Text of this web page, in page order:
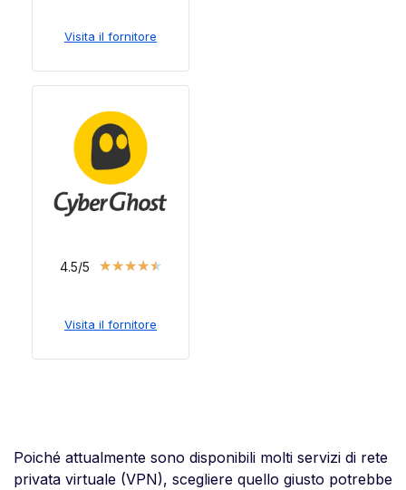
Visita il fornitore
4.5/5 ★★★★★
Visita il fornitore
Poiché attualmente sono disponibili molti servizi di rete
privata virtuale (VPN), scegliere quello giusto potrebbe